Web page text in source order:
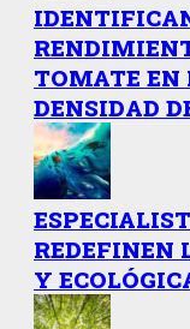
TOMATE EN
DENSIDAD
REDEFINEN
Y